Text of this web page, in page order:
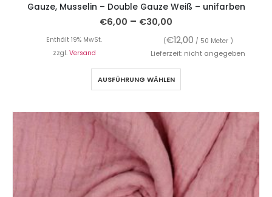
Gauze, Musselin – Double Gauze Weiß – unifarben
€6,00 – €30,00
Enthält 19% MwSt. (€12,00 / 50 Meter )
zzgl. Versand Lieferzeit: nicht angegeben
AUSFÜHRUNG WÄHLEN